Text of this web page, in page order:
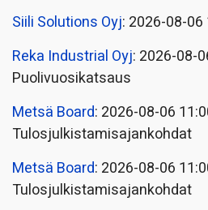
Siili Solutions Oyj: 2026-08-
Reka Industrial Oyj: 2026-08-
Puolivuosikatsaus
Metsä Board: 2026-08-06
Tulosjulkistamisajankohdat
Metsä Board: 2026-08-06
Tulosjulkistamisajankohdat